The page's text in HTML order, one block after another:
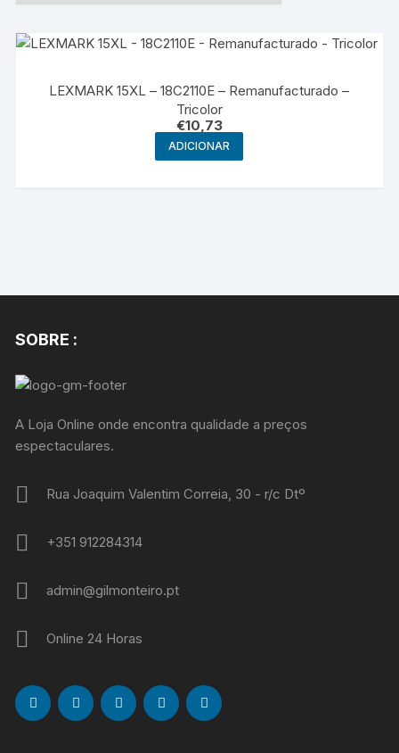
LEXMARK 15XL – 18C2110E – Remanufacturado –
Tricolor
€10,73
ADICIONAR
SOBRE :
A Loja Online onde encontra qualidade a preços
espectaculares.
Rua Joaquim Valentim Correia, 30 - r/c Dtº
+351 912284314
admin@gilmonteiro.pt
Online 24 Horas